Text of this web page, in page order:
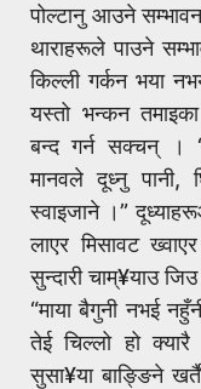
पोल्टानु आउने
थाराहरूले पाउने
किल्ली गर्कन भया
यस्तो भन्कन
बन्द गर्न सक्चन् ।
मानवले दूध्नु पानी,
स्वाइजाने ।”
लाएर मिसावट
सुन्दारी चाम्¥याउ
“माया बैगुनी नभई
तेई चिल्लो हो क्यारै
सुसा¥या बाङ्ङिने